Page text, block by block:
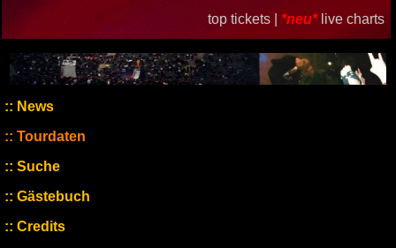
top tickets | *neu* live charts
News
Tourdaten
Suche
Gästebuch
Credits